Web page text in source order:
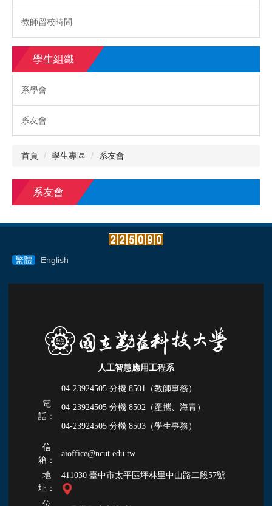
教師留校時間
學生組織
系學會
系友會
首頁 學生專區 系友會
系友會
繁體 English
人工智慧應用工程系
電
話：
04-23924505 分機 8501（教師事務）
04-23924505 分機 8502（產攜、海青）
04-23924505 分機 8503（學生事務）
信
箱：
aioffice@ncut.edu.tw
地
址：
411030 臺中市太平區坪林里中山路二段57號
位